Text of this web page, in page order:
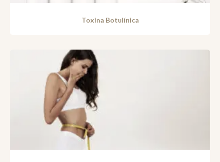
Toxina Botulínica